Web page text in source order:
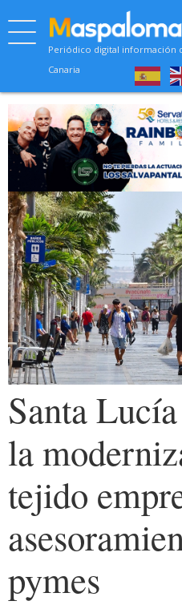
Periódico digital información
Canaria
Santa
la
tejido
pymes